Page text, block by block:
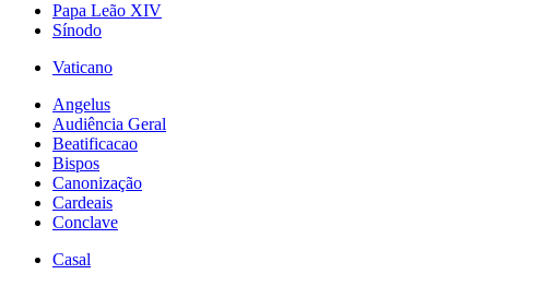
Papa Leão XIV
Sínodo
Vaticano
Angelus
Audiência Geral
Beatificacao
Bispos
Canonização
Cardeais
Conclave
Casal